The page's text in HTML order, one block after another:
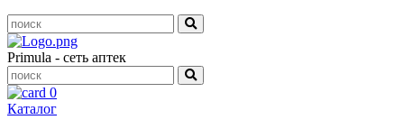
Primula - сеть аптек
0
Каталог